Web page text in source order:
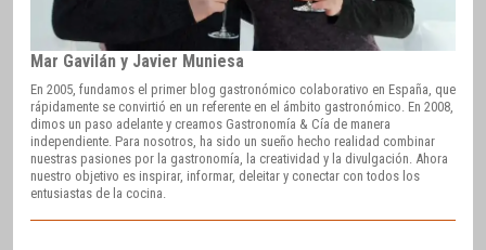
Mar Gavilán y Javier Muniesa
En 2005, fundamos el primer blog gastronómico colaborativo en España, que
rápidamente se convirtió en un referente en el ámbito gastronómico. En 2008,
dimos un paso adelante y creamos Gastronomía & Cía de manera
independiente. Para nosotros, ha sido un sueño hecho realidad combinar
nuestras pasiones por la gastronomía, la creatividad y la divulgación. Ahora
nuestro objetivo es inspirar, informar, deleitar y conectar con todos los
entusiastas de la cocina.